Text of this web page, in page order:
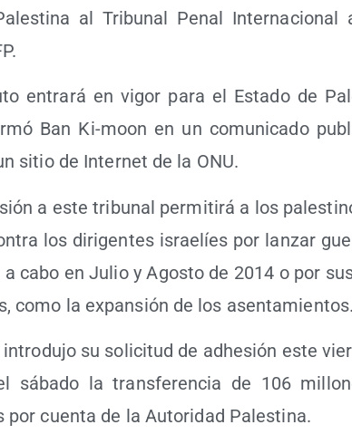
al Tri­bu­nal Penal
entra­rá en vigor para el Esta­do de
Ban Ki-moon en un comu­ni­ca­do
sitio de Inter­net de la ONU.
a este tri­bu­nal per­mi­ti­rá a los
los diri­gen­tes israe­líes por lan­zar
cabo en Julio y Agos­to de 2014 o por
como la expan­sión de los asentamientos.
su soli­ci­tud de adhe­sión este
sába­do la trans­fe­ren­cia de 106
por cuen­ta de la Auto­ri­dad Palestina.